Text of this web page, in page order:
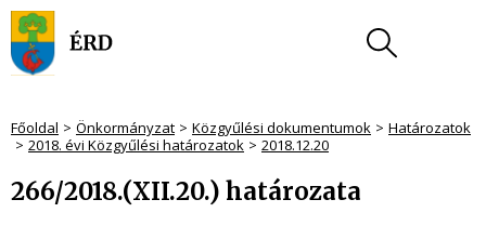
Főoldal Önkormányzat Közgyűlési dokumentumok
Határozatok
2018. évi Közgyűlési határozatok
2018.12.20
266/2018.(XII.20.) határozata